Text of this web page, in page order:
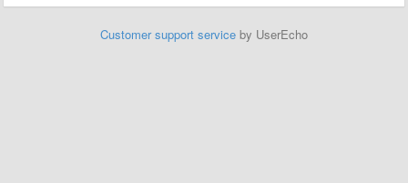
Customer support service by UserEcho